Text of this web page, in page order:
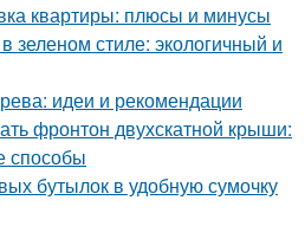
квартиры: плюсы и минусы
зеленом стиле: экологичный и
идеи и рекомендации
фронтон двухскатной крыши:
способы
бутылок в удобную сумочку